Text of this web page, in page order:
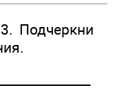
Подчеркни